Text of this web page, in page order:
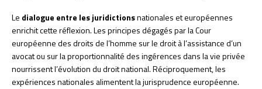
Le dialogue entre les juridictionsnationales et européennes
enrichit cette réflexion. Les principes dégagés par la Cour
européenne des droits de l’homme sur le droit à l’assistance d’un
avocat ou sur la proportionnalité des ingérences dans la vie privée
nourrissent l’évolution du droit national. Réciproquement, les
expériences nationales alimentent la jurisprudence européenne.